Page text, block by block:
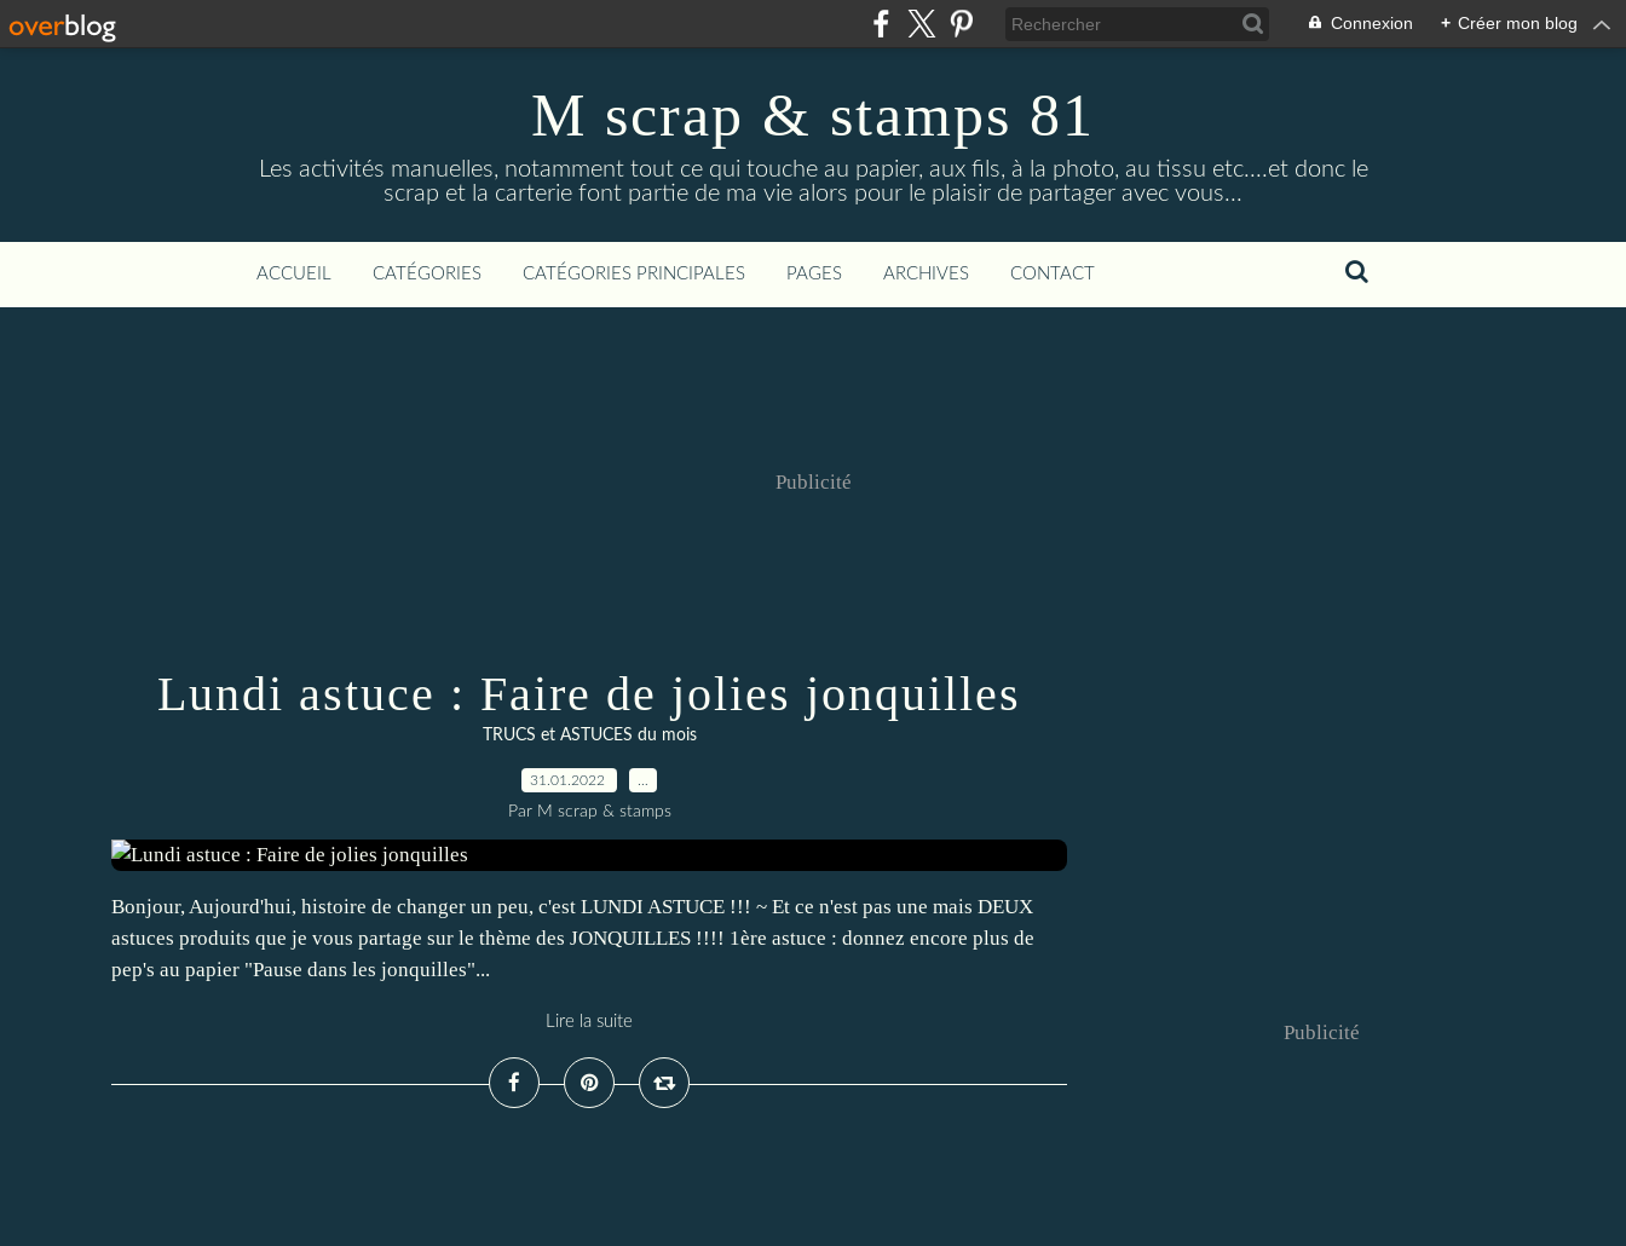
Connexion + Créer mon blog
M scrap & stamps 81
Les activités manuelles, notamment tout ce qui touche au papier, aux fils, à la photo, au tissu etc....et donc le
scrap et la carterie font partie de ma vie alors pour le plaisir de partager avec vous...
ACCUEIL CATÉGORIES CATÉGORIES PRINCIPALES PAGES ARCHIVES CONTACT
Publicité
Lundi astuce : Faire de jolies jonquilles
TRUCS et ASTUCES du mois
31.01.2022
Par M scrap & stamps
Bonjour, Aujourd'hui, histoire de changer un peu, c'est LUNDI ASTUCE !!! ~ Et ce n'est pas une mais DEUX
astuces produits que je vous partage sur le thème des JONQUILLES !!!! 1ère astuce : donnez encore plus de
pep's au papier "Pause dans les jonquilles"...
Lire la suite Publicité